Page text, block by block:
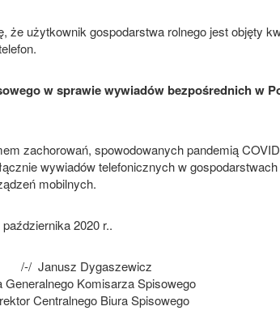
użytkownik gospodarstwa rolnego jest objęty
w sprawie wywiadów bezpośrednich w
zachorowań, spowodowanych pandemią
wywiadów telefonicznych w
mobilnych.
2020 r..
/-/ Janusz Dygaszewicz
Generalnego Komisarza Spisowego
Centralnego Biura Spisowego